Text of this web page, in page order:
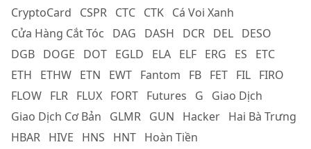
CryptoCard
CSPR CTC CTK Cá Voi Xanh
Cửa Hàng Cắt Tóc
DAG DASH DCR DEL DESO
DGB DOGE DOT EGLD ELA ELF ERG ES
ETC
ETH
ETHW ETN EWT Fantom FB FET FIL FIRO
FLOW FLR FLUX FORT Futures G
Giao Dịch
Giao Dịch Cơ Bản
GLMR GUN Hacker Hai Bà Trưng
HBAR HIVE HNS HNT Hoàn Tiền